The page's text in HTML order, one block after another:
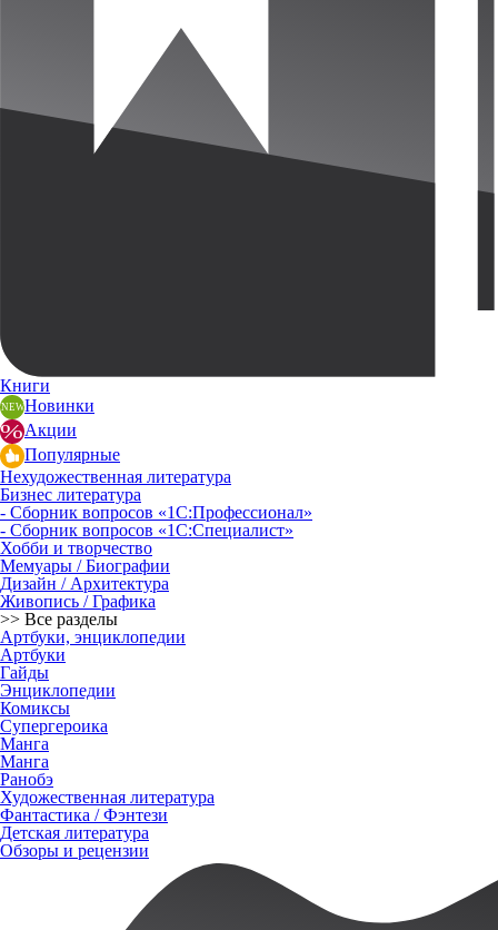
Книги
Новинки
Акции
Популярные
Нехудожественная литература
Бизнес литература
- Сборник вопросов «1С:Профессионал»
- Сборник вопросов «1С:Специалист»
Хобби и творчество
Мемуары / Биографии
Дизайн / Архитектура
Живопись / Графика
>> Все разделы
Артбуки, энциклопедии
Артбуки
Гайды
Энциклопедии
Комиксы
Супергероика
Манга
Манга
Ранобэ
Художественная литература
Фантастика / Фэнтези
Детская литература
Обзоры и рецензии